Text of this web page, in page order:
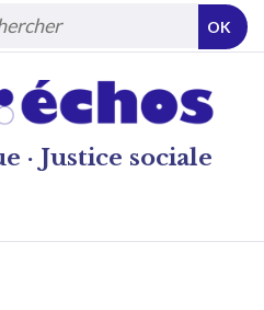
· Justice sociale
OK